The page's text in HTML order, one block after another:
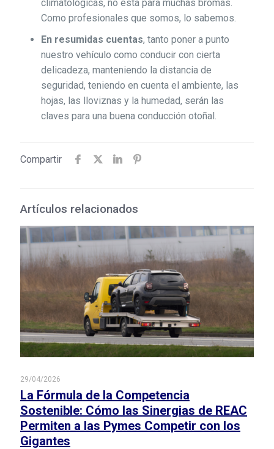
climatológicas, no está para muchas bromas.
Como profesionales que somos, lo sabemos.
En resumidas cuentas, tanto poner a punto
nuestro vehículo como conducir con cierta
delicadeza, manteniendo la distancia de
seguridad, teniendo en cuenta el ambiente, las
hojas, las lloviznas y la humedad, serán las
claves para una buena conducción otoñal.
Compartir
Artículos relacionados
29/04/2026
La Fórmula de la Competencia
Sostenible: Cómo las Sinergias de REAC
Permiten a las Pymes Competir con los
Gigantes